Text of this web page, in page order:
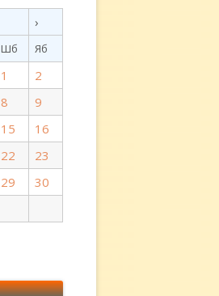
›
Шб Яб
1
2
8
9
15
16
22
23
29
30